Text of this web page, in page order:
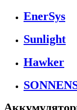
EnerSys
Sunlight
Hawker